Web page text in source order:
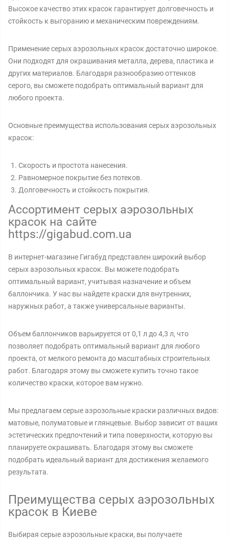
Высокое качество этих красок гарантирует долговечность и
стойкость к выгоранию и механическим повреждениям.
Применение серых аэрозольных красок достаточно широкое.
Они подходят для окрашивания металла, дерева, пластика и
других материалов. Благодаря разнообразию оттенков
серого, вы сможете подобрать оптимальный вариант для
любого проекта.
Основные преимущества использования серых аэрозольных
красок:
Скорость и простота нанесения.
Равномерное покрытие без потеков.
Долговечность и стойкость покрытия.
Ассортимент серых аэрозольных
красок на сайте
https://gigabud.com.ua
В интернет-магазине Гигабуд представлен широкий выбор
серых аэрозольных красок. Вы можете подобрать
оптимальный вариант, учитывая назначение и объем
баллончика. У нас вы найдете краски для внутренних,
наружных работ, а также универсальные варианты.
Объем баллончиков варьируется от 0,1 л до 4,3 л, что
позволяет подобрать оптимальный вариант для любого
проекта, от мелкого ремонта до масштабных строительных
работ. Благодаря этому вы сможете купить точно такое
количество краски, которое вам нужно.
Мы предлагаем серые аэрозольные краски различных видов:
матовые, полуматовые и глянцевые. Выбор зависит от ваших
эстетических предпочтений и типа поверхности, которую вы
планируете окрашивать. Благодаря этому вы сможете
подобрать идеальный вариант для достижения желаемого
результата.
Преимущества серых аэрозольных
красок в Киеве
Выбирая серые аэрозольные краски, вы получаете